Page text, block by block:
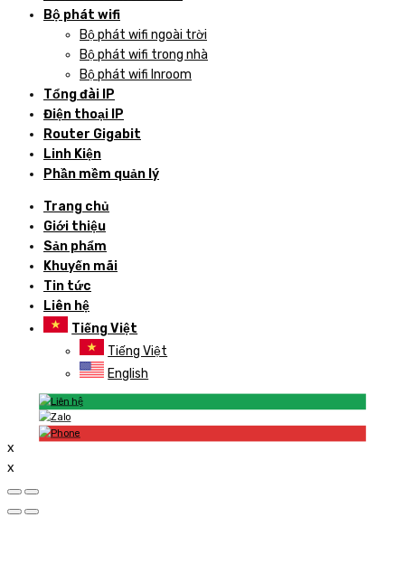
Bộ phát wifi
Bộ phát wifi ngoài trời
Bộ phát wifi trong nhà
Bộ phát wifi Inroom
Tổng đài IP
Điện thoại IP
Router Gigabit
Linh Kiện
Phần mềm quản lý
Trang chủ
Giới thiệu
Sản phẩm
Khuyến mãi
Tin tức
Liên hệ
Tiếng Việt
Tiếng Việt
English
x
x